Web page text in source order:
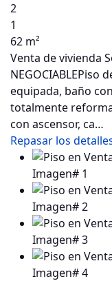
2
1
62 m²
Venta de vivienda
NEGOCIABLEPiso
equipada, baño
totalmente
con ascensor, ca…
Repasar los